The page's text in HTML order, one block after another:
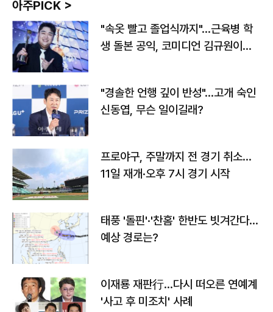
아주PICK >
"속옷 빨고 졸업식까지"…근육병 학
생 돌본 공익, 코미디언 김규원이었
"경솔한 언행 깊이 반성"…고개 숙인
신동엽, 무슨 일이길래?
프로야구, 주말까지 전 경기 취소…
11일 재개·오후 7시 경기 시작
태풍 '돌핀'·'찬홈' 한반도 빗겨간다…
예상 경로는?
이재룡 재판行…다시 떠오른 연예계
'사고 후 미조치' 사례